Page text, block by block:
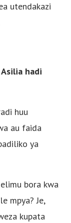
utendakazi
hadi
huu
au faida
ya
bora kwa
mpya? Je,
kupata